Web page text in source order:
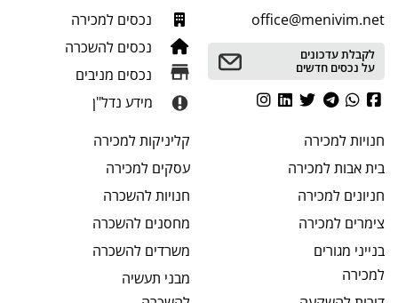
office@menivim.net
לקבלת עדכונים
על נכסים חדשים
נכסים למכירה
נכסים להשכרה
נכסים מניבים
מידע נדל"ן
חנויותלמכירה
בית אבותלמכירה
חניונים למכירה
צימרים למכירה
בנייני מגורים
למכירה
קליניקותלמכירה
עסקים למכירה
חנויותלהשכרה
מחסנים להשכרה
משרדים להשכרה
מבני תעשיה